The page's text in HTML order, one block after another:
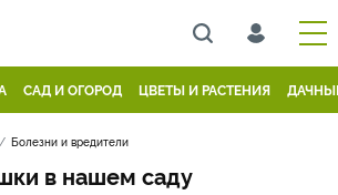
САД И ОГОРОД ЦВЕТЫ И РАСТЕНИЯ
Болезни и вредители
в нашем саду